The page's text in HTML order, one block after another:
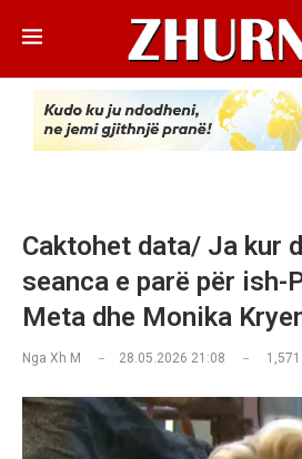
Caktohet data/ Ja kur
seanca e parë për ish-
Meta dhe Monika
Nga Xh M 28.05.2026 21:08 1,571